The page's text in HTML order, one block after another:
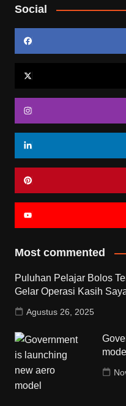
Social
Most commented
Puluhan Pelajar Bolos
Gelar Operasi Kasih
Agustus 26, 2025
model